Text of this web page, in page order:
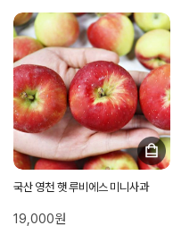
국산 영천 햇 루비에스 미니사과
19,000원